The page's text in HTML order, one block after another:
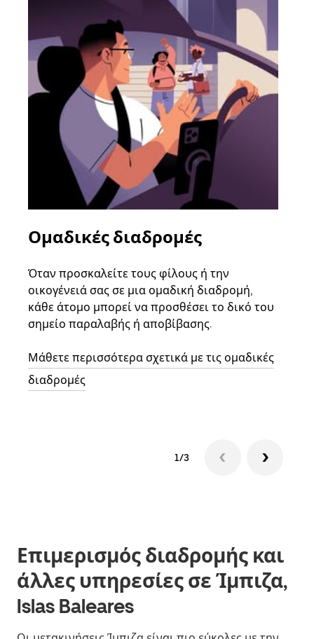
Ομαδικές διαδρομές
Όταν προσκαλείτε τους φίλους ή την
οικογένειά σας σε μια ομαδική διαδρομή,
κάθε άτομο μπορεί να προσθέσει το δικό του
σημείο παραλαβής ή αποβίβασης.
Μάθετε περισσότερα σχετικά με τις ομαδικές
διαδρομές
1/3
Επιμερισμός διαδρομής και
άλλες υπηρεσίες σε Ίμπιζα,
Islas Baleares